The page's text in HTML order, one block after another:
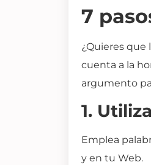
7
¿Quieres que
cuenta a la
argumento
1.
Emplea
y en tu Web.